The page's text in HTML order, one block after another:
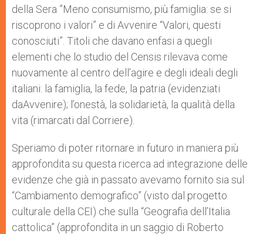
della Sera ”Meno consumismo, più famiglia: se si
riscoprono i valori” e di Avvenire “Valori, questi
conosciuti”. Titoli che davano enfasi a quegli
elementi che lo studio del Censis rilevava come
nuovamente al centro dell’agire e degli ideali degli
italiani: la famiglia, la fede, la patria (evidenziati
daAvvenire); l’onestà, la solidarietà, la qualità della
vita (rimarcati dal Corriere).
Speriamo di poter ritornare in futuro in maniera più
approfondita su questa ricerca ad integrazione delle
evidenze che già in passato avevamo fornito sia sul
“Cambiamento demografico” (visto dal progetto
culturale della CEI) che sulla “Geografia dell’Italia
cattolica” (approfondita in un saggio di Roberto